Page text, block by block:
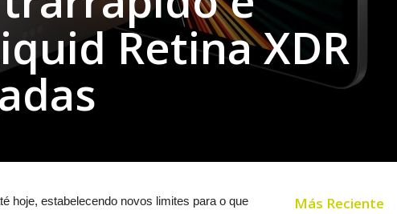
Retina XDR
hoje, estabelecendo novos limites para o que
Más Reciente